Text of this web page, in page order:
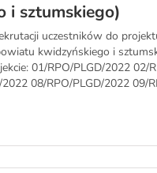
i sztumskiego)
uczestników do
kwidzyńskiego i
01/RPO/PLGD/2022
08/RPO/PLGD/2022